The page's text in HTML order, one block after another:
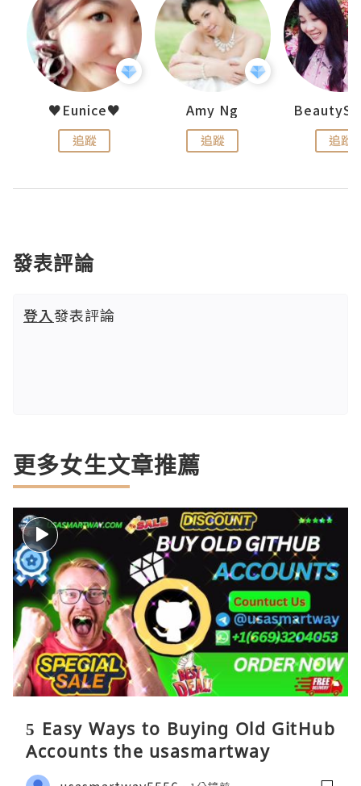
♥Eunice♥
追蹤
Amy Ng
追蹤 追蹤
發表評論
登入發表評論
更多女生文章推薦
5 Easy Ways to Buying Old GitHub
Accounts the usasmartway